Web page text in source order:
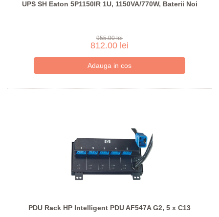
UPS SH Eaton 5P1150IR 1U, 1150VA/770W, Baterii Noi
955.00 lei
812.00 lei
PDU Rack HP Intelligent PDU AF547A G2, 5 x C13